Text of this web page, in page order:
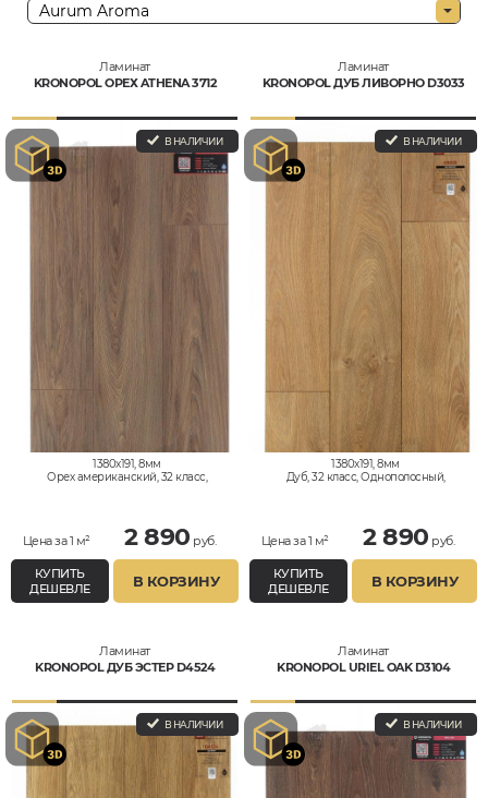
Ламинат
KRONOPOL ОРЕХ ATHENA 3712
В НАЛИЧИИ
1380x191, 8мм
Орех американский, 32 класс,
Цена за 1 м² 2 890 руб.
КУПИТЬ
ДЕШЕВЛЕ
В КОРЗИНУ
Ламинат
KRONOPOL ДУБ ЛИВОРНО D3033
В НАЛИЧИИ
1380x191, 8мм
Дуб, 32 класс, Однополосный,
Цена за 1 м² 2 890 руб.
КУПИТЬ
ДЕШЕВЛЕ
В КОРЗИНУ
Ламинат
KRONOPOL ДУБ ЭСТЕР D4524
В НАЛИЧИИ
Ламинат
KRONOPOL URIEL OAK D3104
В НАЛИЧИИ